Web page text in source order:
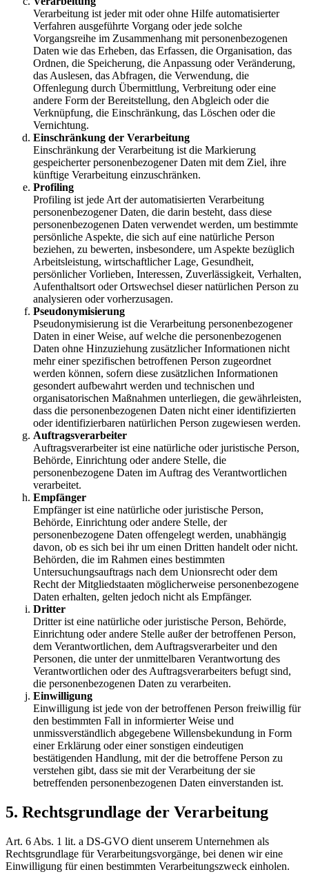
Verarbeitung ist jeder mit oder ohne Hilfe automatisierter
Verfahren ausgeführte Vorgang oder jede solche
Vorgangsreihe im Zusammenhang mit personenbezogenen
Daten wie das Erheben, das Erfassen, die Organisation, das
Ordnen, die Speicherung, die Anpassung oder Veränderung,
das Auslesen, das Abfragen, die Verwendung, die
Offenlegung durch Übermittlung, Verbreitung oder eine
andere Form der Bereitstellung, den Abgleich oder die
Verknüpfung, die Einschränkung, das Löschen oder die
Vernichtung.
Einschränkung der Verarbeitung
Einschränkung der Verarbeitung ist die Markierung
gespeicherter personenbezogener Daten mit dem Ziel, ihre
künftige Verarbeitung einzuschränken.
Profiling
Profiling ist jede Art der automatisierten Verarbeitung
personenbezogener Daten, die darin besteht, dass diese
personenbezogenen Daten verwendet werden, um bestimmte
persönliche Aspekte, die sich auf eine natürliche Person
beziehen, zu bewerten, insbesondere, um Aspekte bezüglich
Arbeitsleistung, wirtschaftlicher Lage, Gesundheit,
persönlicher Vorlieben, Interessen, Zuverlässigkeit, Verhalten,
Aufenthaltsort oder Ortswechsel dieser natürlichen Person zu
analysieren oder vorherzusagen.
Pseudonymisierung
Pseudonymisierung ist die Verarbeitung personenbezogener
Daten in einer Weise, auf welche die personenbezogenen
Daten ohne Hinzuziehung zusätzlicher Informationen nicht
mehr einer spezifischen betroffenen Person zugeordnet
werden können, sofern diese zusätzlichen Informationen
gesondert aufbewahrt werden und technischen und
organisatorischen Maßnahmen unterliegen, die gewährleisten,
dass die personenbezogenen Daten nicht einer identifizierten
oder identifizierbaren natürlichen Person zugewiesen werden.
Auftragsverarbeiter
Auftragsverarbeiter ist eine natürliche oder juristische Person,
Behörde, Einrichtung oder andere Stelle, die
personenbezogene Daten im Auftrag des Verantwortlichen
verarbeitet.
Empfänger
Empfänger ist eine natürliche oder juristische Person,
Behörde, Einrichtung oder andere Stelle, der
personenbezogene Daten offengelegt werden, unabhängig
davon, ob es sich bei ihr um einen Dritten handelt oder nicht.
Behörden, die im Rahmen eines bestimmten
Untersuchungsauftrags nach dem Unionsrecht oder dem
Recht der Mitgliedstaaten möglicherweise personenbezogene
Daten erhalten, gelten jedoch nicht als Empfänger.
Dritter
Dritter ist eine natürliche oder juristische Person, Behörde,
Einrichtung oder andere Stelle außer der betroffenen Person,
dem Verantwortlichen, dem Auftragsverarbeiter und den
Personen, die unter der unmittelbaren Verantwortung des
Verantwortlichen oder des Auftragsverarbeiters befugt sind,
die personenbezogenen Daten zu verarbeiten.
Einwilligung
Einwilligung ist jede von der betroffenen Person freiwillig für
den bestimmten Fall in informierter Weise und
unmissverständlich abgegebene Willensbekundung in Form
einer Erklärung oder einer sonstigen eindeutigen
bestätigenden Handlung, mit der die betroffene Person zu
verstehen gibt, dass sie mit der Verarbeitung der sie
betreffenden personenbezogenen Daten einverstanden ist.
5. Rechtsgrundlage der Verarbeitung
Art. 6 Abs. 1 lit. a DS-GVO dient unserem Unternehmen als
Rechtsgrundlage für Verarbeitungsvorgänge, bei denen wir eine
Einwilligung für einen bestimmten Verarbeitungszweck einholen.